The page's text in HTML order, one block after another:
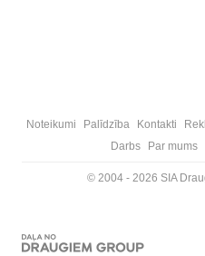
Noteikumi Palīdzība Kontakti
Darbs
Par mums
© 2004 - 2026 SIA